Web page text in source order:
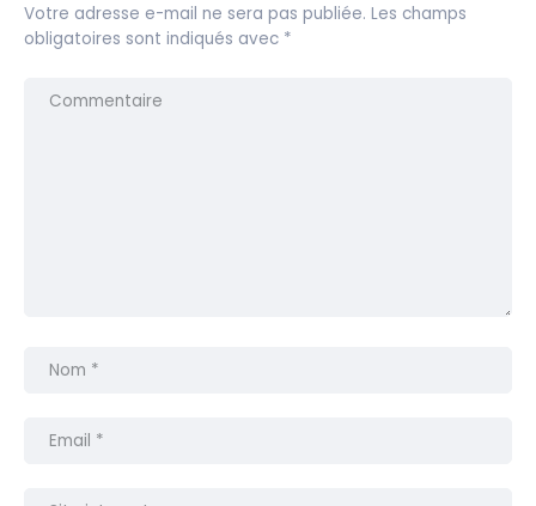
Votre adresse e-mail ne sera pas publiée. Les champs
obligatoires sont indiqués avec *